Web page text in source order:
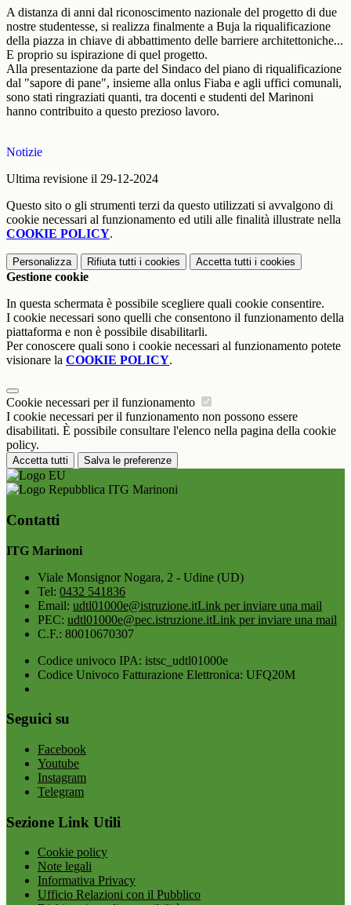
A distanza di anni dal riconoscimento nazionale del progetto di due
nostre studentesse, si realizza finalmente a Buja la riqualificazione
della piazza in chiave di abbattimento delle barriere architettoniche...
E proprio su ispirazione di quel progetto.
Alla presentazione da parte del Sindaco del piano di riqualificazione
dal "sapore di pane", insieme alla onlus Fiaba e agli uffici comunali,
sono stati ringraziati quanti, tra docenti e studenti del Marinoni
hanno contribuito a questo prezioso lavoro.
Notizie
Ultima revisione il 29-12-2024
Questo sito o gli strumenti terzi da questo utilizzati si avvalgono di
cookie necessari al funzionamento ed utili alle finalità illustrate nella
COOKIE POLICY.
Personalizza Rifiuta tutti i cookies Accetta tutti i cookies
Gestione cookie
In questa schermata è possibile scegliere quali cookie consentire.
I cookie necessari sono quelli che consentono il funzionamento della
piattaforma e non è possibile disabilitarli.
Per conoscere quali sono i cookie necessari al funzionamento potete
visionare la COOKIE POLICY.
Cookie necessari per il funzionamento
I cookie necessari per il funzionamento non possono essere
disabilitati. È possibile consultare l'elenco nella pagina della cookie
policy.
Accetta tutti Salva le preferenze
ITG Marinoni
Contatti
ITG Marinoni
Viale Monsignor Nogara, 2 - Udine (UD)
Tel: 0432 541836
Email: udtl01000e@istruzione.itLink per inviare una mail
PEC: udtl01000e@pec.istruzione.itLink per inviare una mail
C.F.: 80010670307
Codice univoco IPA: istsc_udtl01000e
Codice Univoco Fatturazione Elettronica: UFQ20M
Seguici su
Facebook
Youtube
Instagram
Telegram
Sezione Link Utili
Cookie policy
Note legali
Informativa Privacy
Ufficio Relazioni con il Pubblico